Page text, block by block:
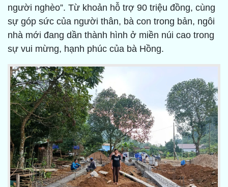
người nghèo”. Từ khoản hỗ trợ 90 triệu đồng, cùng
sự góp sức của người thân, bà con trong bản, ngôi
nhà mới đang dần thành hình ở miền núi cao trong
sự vui mừng, hạnh phúc của bà Hồng.